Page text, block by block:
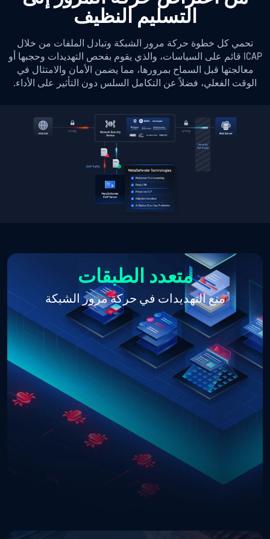
التسليم النظيف
تحمي كل خطوة حركة مرور الشبكة وتبادل الملفات من خلال
ICAP قائم على السياسات، والذي يقوم بفحص التهديدات وحجبها أو
معالجتها قبل السماح بمرورها، مما يضمن الأمان والامتثال في
الوقت الفعلي، فضلاً عن التكامل السلس دون التأثير على الأداء.
متعدد الطبقات
منع التهديدات في حركة مرور الشبكة